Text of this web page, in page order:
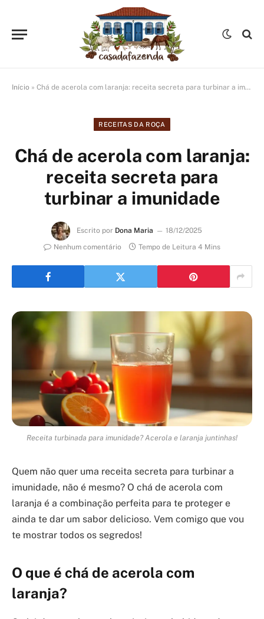
Início » Chá de acerola com laranja: receita secreta para turbinar a imunidade
RECEITAS DA ROÇA
Chá de acerola com laranja:
receita secreta para
turbinar a imunidade
Escrito por Dona Maria
18/12/2025
Nenhum comentário
Tempo de Leitura 4 Mins
Receita turbinada para imunidade? Acerola e laranja juntinhas!
Quem não quer uma receita secreta para turbinar a
imunidade, não é mesmo? O chá de acerola com
laranja é a combinação perfeita para te proteger e
ainda te dar um sabor delicioso. Vem comigo que vou
te mostrar todos os segredos!
O que é chá de acerola com
laranja?